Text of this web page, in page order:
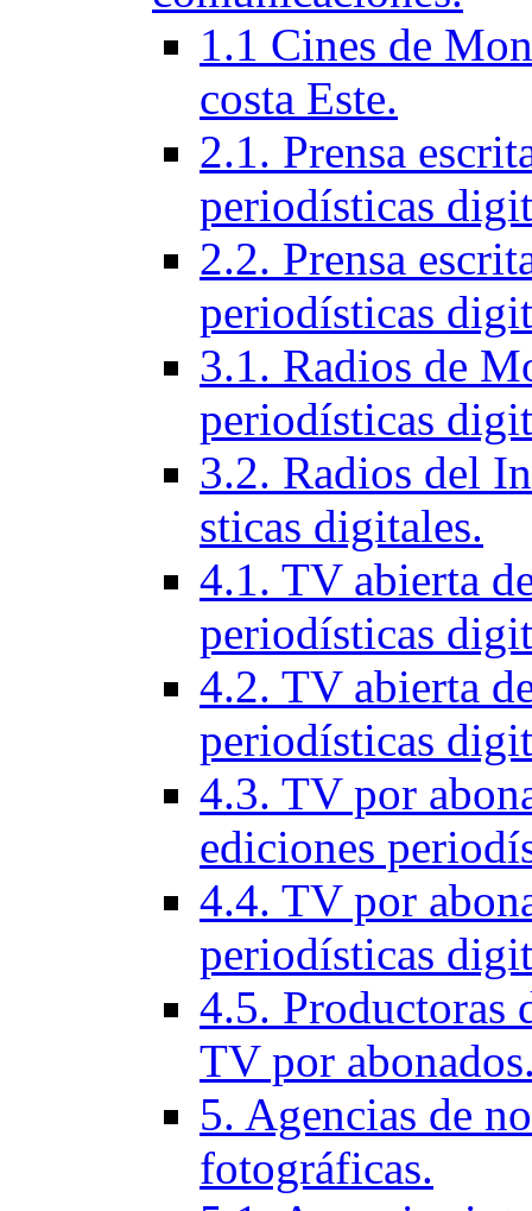
1.1 Cines de
costa Este.
2.1. Prensa
periodísticas
2.2. Prensa
periodísticas
3.1. Radios de
periodí­sticas
3.2. Radios del
sticas digitales.
4.1. TV abierta
periodí­sticas
4.2. TV abierta
periodí­sticas
4.3. TV por
ediciones
4.4. TV por
periodí­sticas
4.5. Productoras
TV por
5. Agencias de
fotográficas.